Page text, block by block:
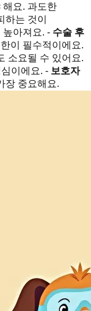
해요. 과도한
는 것이
높아져요. - 수술 후
이 필수적이에요.
소요될 수 있어요.
이에요. - 보호자
장 중요해요.